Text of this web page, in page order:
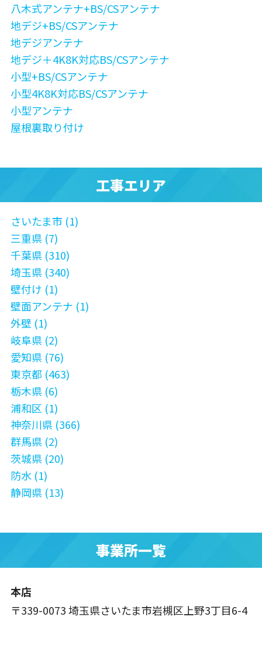
八木式アンテナ+BS/CSアンテナ
地デジ+BS/CSアンテナ
地デジアンテナ
地デジ＋4K8K対応BS/CSアンテナ
小型+BS/CSアンテナ
小型4K8K対応BS/CSアンテナ
小型アンテナ
屋根裏取り付け
工事エリア
さいたま市 (1)
三重県 (7)
千葉県 (310)
埼玉県 (340)
壁付け (1)
壁面アンテナ (1)
外壁 (1)
岐阜県 (2)
愛知県 (76)
東京都 (463)
栃木県 (6)
浦和区 (1)
神奈川県 (366)
群馬県 (2)
茨城県 (20)
防水 (1)
静岡県 (13)
事業所一覧
本店
〒339-0073 埼玉県さいたま市岩槻区上野3丁目6-4